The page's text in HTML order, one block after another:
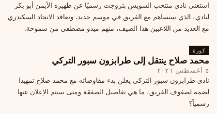
استغنى نادي منتخب السويس بتروجت رسميًا عن ظهيره الأيمن أبو بكر
ليادي، الذي سيساهم مع الفريق في موسم جديد. وتعاقد الاتحاد السكندري
مع العديد من اللاعبين هذا الصيف، منهم ميدو مصطفى من سموحة.
كورة
محمد صلاح ينتقل إلى طرابزون سبور التركي
٥ أغسطس ٢٠٢٦
نادي طرابزون سبور التركي يعلن بدء مفاوضاته مع محمد صلاح تمهيدا
لضمه لصفوف الفريق، ما هي تفاصيل الصفقة ومتى سيتم الإعلان عنها
رسمياً؟